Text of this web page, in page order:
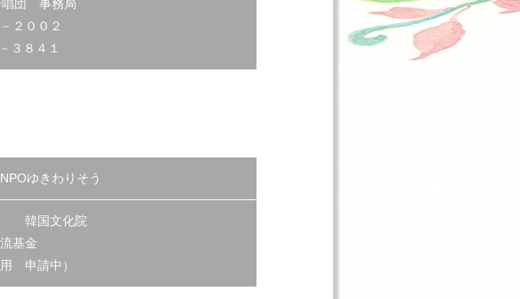
唱団 事務局
２００２
３８４１
ゆきわりそう
韓国文化院
基金
申請中）